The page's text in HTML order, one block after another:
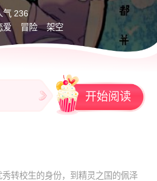
气 236
爱
冒险 架空
开始阅读
转校生的身份，到精灵之国的佩泽